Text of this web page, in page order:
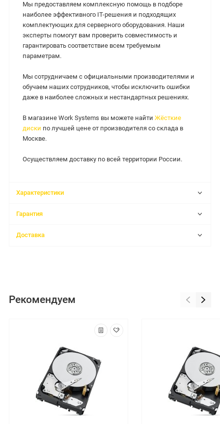
Мы предоставляем комплексную помощь в подборе
наиболее эффективного IT-решения и подходящих
комплектующих для серверного оборудования. Наши
эксперты помогут вам проверить совместимость и
гарантировать соответствие всем требуемым
параметрам.
Мы сотрудничаем с официальными производителями и
обучаем наших сотрудников, чтобы исключить ошибки
даже в наиболее сложных и нестандартных решениях.
В магазине Work Systems вы можете найти Жёсткие
диски по лучшей цене от производителя со склада в
Москве.
Осуществляем доставку по всей территории России.
Характеристики
Гарантия
Доставка
Рекомендуем